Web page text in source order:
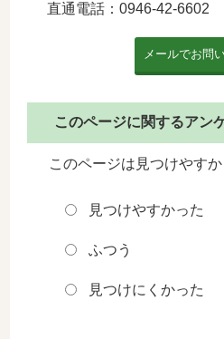
直通電話： 0946-42-6602
このページに関するアン
このページは見つけやす
見つけやすかった
ふつう
見つけにくかった